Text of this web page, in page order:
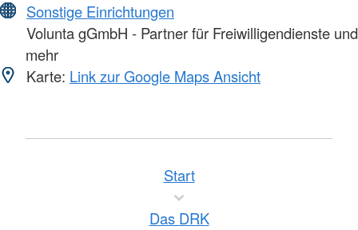
Sonstige Einrichtungen
Volunta gGmbH - Partner für Freiwilligendienste und
mehr
Karte: Link zur Google Maps Ansicht
Start
Das DRK